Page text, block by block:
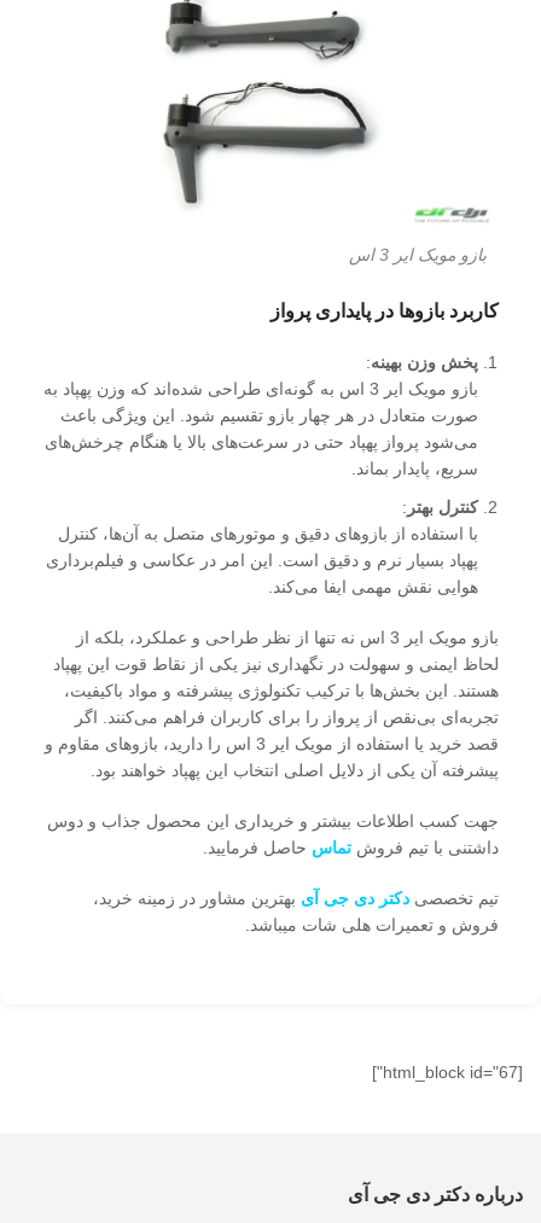
بازو مویک ایر 3 اس
کاربرد بازوها در پایداری پرواز
پخش وزن بهینه:
بازو مویک ایر 3 اس به گونه‌ای طراحی شده‌اند که وزن پهپاد به
صورت متعادل در هر چهار بازو تقسیم شود. این ویژگی باعث
می‌شود پرواز پهپاد حتی در سرعت‌های بالا یا هنگام چرخش‌های
سریع، پایدار بماند.
کنترل بهتر :
با استفاده از بازوهای دقیق و موتورهای متصل به آن‌ها، کنترل
پهپاد بسیار نرم و دقیق است. این امر در عکاسی و فیلم‌برداری
هوایی نقش مهمی ایفا می‌کند.
بازو مویک ایر 3 اس نه تنها از نظر طراحی و عملکرد، بلکه از
لحاظ ایمنی و سهولت در نگهداری نیز یکی از نقاط قوت این پهپاد
هستند. این بخش‌ها با ترکیب تکنولوژی پیشرفته و مواد باکیفیت،
تجربه‌ای بی‌نقص از پرواز را برای کاربران فراهم می‌کنند. اگر
قصد خرید یا استفاده از مویک ایر 3 اس را دارید، بازوهای مقاوم و
پیشرفته آن یکی از دلایل اصلی انتخاب این پهپاد خواهند بود.
جهت کسب اطلاعات بیشتر و خریداری این محصول جذاب و دوس
داشتنی با تیم فروش تماس حاصل فرمایید.
تیم تخصصیدکتر دی جی آی بهترین مشاور در زمینه خرید،
فروش و تعمیرات هلی شات میباشد.
[html_block id="67"]
درباره دکتر دی جی آی